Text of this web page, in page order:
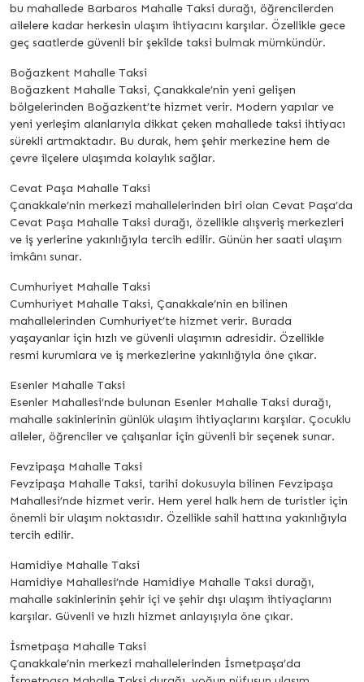
bu mahallede Barbaros Mahalle Taksi durağı, öğrencilerden
ailelere kadar herkesin ulaşım ihtiyacını karşılar. Özellikle gece
geç saatlerde güvenli bir şekilde taksi bulmak mümkündür.
Boğazkent Mahalle Taksi
Boğazkent Mahalle Taksi, Çanakkale’nin yeni gelişen
bölgelerinden Boğazkent’te hizmet verir. Modern yapılar ve
yeni yerleşim alanlarıyla dikkat çeken mahallede taksi ihtiyacı
sürekli artmaktadır. Bu durak, hem şehir merkezine hem de
çevre ilçelere ulaşımda kolaylık sağlar.
Cevat Paşa Mahalle Taksi
Çanakkale’nin merkezi mahallelerinden biri olan Cevat Paşa’da
Cevat Paşa Mahalle Taksi durağı, özellikle alışveriş merkezleri
ve iş yerlerine yakınlığıyla tercih edilir. Günün her saati ulaşım
imkânı sunar.
Cumhuriyet Mahalle Taksi
Cumhuriyet Mahalle Taksi, Çanakkale’nin en bilinen
mahallelerinden Cumhuriyet’te hizmet verir. Burada
yaşayanlar için hızlı ve güvenli ulaşımın adresidir. Özellikle
resmi kurumlara ve iş merkezlerine yakınlığıyla öne çıkar.
Esenler Mahalle Taksi
Esenler Mahallesi’nde bulunan Esenler Mahalle Taksi durağı,
mahalle sakinlerinin günlük ulaşım ihtiyaçlarını karşılar. Çocuklu
aileler, öğrenciler ve çalışanlar için güvenli bir seçenek sunar.
Fevzipaşa Mahalle Taksi
Fevzipaşa Mahalle Taksi, tarihi dokusuyla bilinen Fevzipaşa
Mahallesi’nde hizmet verir. Hem yerel halk hem de turistler için
önemli bir ulaşım noktasıdır. Özellikle sahil hattına yakınlığıyla
tercih edilir.
Hamidiye Mahalle Taksi
Hamidiye Mahallesi’nde Hamidiye Mahalle Taksi durağı,
mahalle sakinlerinin şehir içi ve şehir dışı ulaşım ihtiyaçlarını
karşılar. Güvenli ve hızlı hizmet anlayışıyla öne çıkar.
İsmetpaşa Mahalle Taksi
Çanakkale’nin merkezi mahallelerinden İsmetpaşa’da